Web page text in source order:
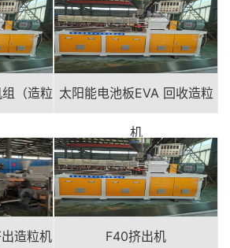
（造粒 太阳能电池板EVA 回收造粒
机
造粒机 F40挤出机